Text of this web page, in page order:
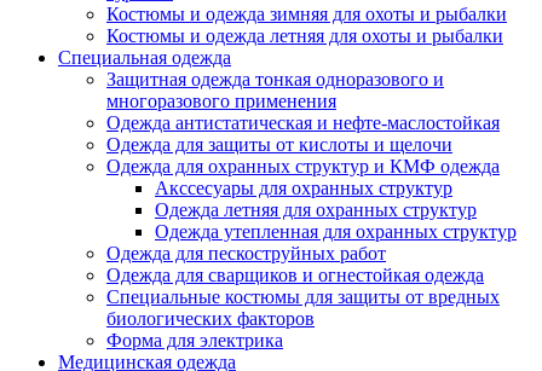
Костюмы и одежда зимняя для охоты и рыбалки
Костюмы и одежда летняя для охоты и рыбалки
Специальная одежда
Защитная одежда тонкая одноразового и
многоразового применения
Одежда антистатическая и нефте-маслостойкая
Одежда для защиты от кислоты и щелочи
Одежда для охранных структур и КМФ одежда
Акссесуары для охранных структур
Одежда летняя для охранных структур
Одежда утепленная для охранных структур
Одежда для пескоструйных работ
Одежда для сварщиков и огнестойкая одежда
Специальные костюмы для защиты от вредных
биологических факторов
Форма для электрика
Медицинская одежда